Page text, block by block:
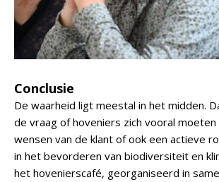
Conclusie
De waarheid ligt meestal in het midden.
de vraag of hoveniers zich vooral
wensen van de klant of ook een actieve
in het bevorderen van biodiversiteit en
het hovenierscafé, georganiseerd in